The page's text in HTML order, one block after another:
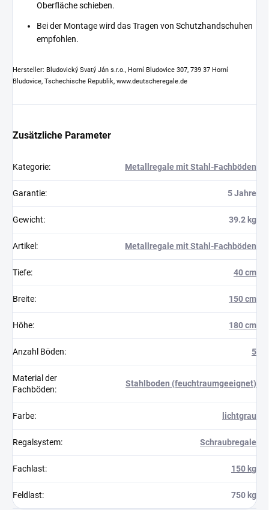
Oberfläche schieben.
Bei der Montage wird das Tragen von Schutzhandschuhen
empfohlen.
Hersteller: Bludovický Svatý Ján s.r.o., Horní Bludovice 307, 739 37 Horní
Bludovice, Tschechische Republik, www.deutscheregale.de
Zusätzliche Parameter
Kategorie: Metallregale mit Stahl-Fachböden
Garantie: 5 Jahre
Gewicht: 39.2 kg
Artikel : Metallregale mit Stahl-Fachböden
Tiefe: 40 cm
Breite: 150 cm
Höhe: 180 cm
Anzahl Böden: 5
Material der
Fachböden:
Stahlboden (feuchtraumgeeignet)
Farbe: lichtgrau
Regalsystem: Schraubregale
Fachlast: 150 kg
Feldlast: 750 kg